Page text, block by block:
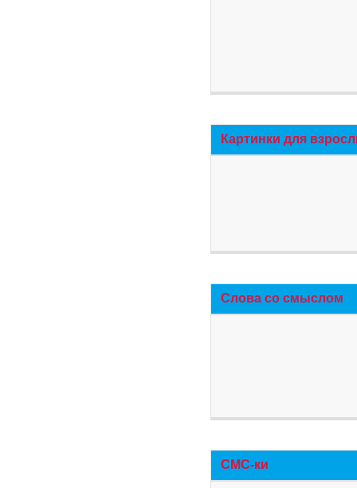
Картинки для
Слова со смыслом
СМС-ки